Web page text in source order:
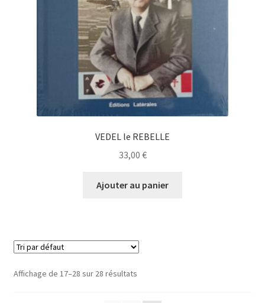
VEDEL le REBELLE
33,00 €
Ajouter au panier
Affichage de 17–28 sur 28 résultats